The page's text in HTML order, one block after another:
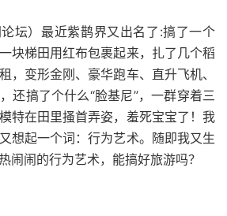
论坛）最近紫鹊界又出名了:搞了一个
块梯田用红布包裹起来，扎了几个稻
，变形金刚、豪华跑车、直升飞机、
还搞了个什么“脸基尼”，一群穿着三
特在田里搔首弄姿，羞死宝宝了！我
想起一个词：行为艺术。随即我又生
闹闹的行为艺术，能搞好旅游吗？